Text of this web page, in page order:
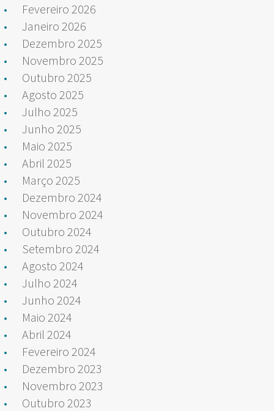
Fevereiro 2026
Janeiro 2026
Dezembro 2025
Novembro 2025
Outubro 2025
Agosto 2025
Julho 2025
Junho 2025
Maio 2025
Abril 2025
Março 2025
Dezembro 2024
Novembro 2024
Outubro 2024
Setembro 2024
Agosto 2024
Julho 2024
Junho 2024
Maio 2024
Abril 2024
Fevereiro 2024
Dezembro 2023
Novembro 2023
Outubro 2023